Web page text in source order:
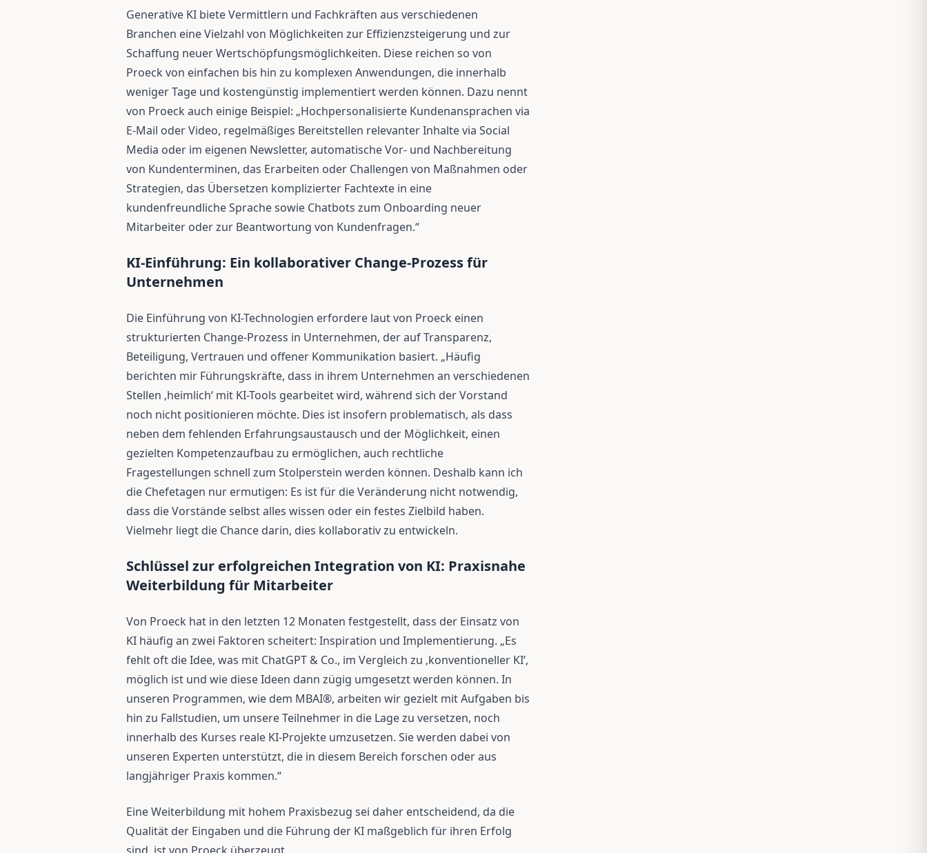
Generative KI biete Vermittlern und Fachkräften aus verschiedenen
Branchen eine Vielzahl von Möglichkeiten zur Effizienzsteigerung und zur
Schaffung neuer Wertschöpfungsmöglichkeiten. Diese reichen so von
Proeck von einfachen bis hin zu komplexen Anwendungen, die innerhalb
weniger Tage und kostengünstig implementiert werden können. Dazu nennt
von Proeck auch einige Beispiel: „Hochpersonalisierte Kundenansprachen via
E-Mail oder Video, regelmäßiges Bereitstellen relevanter Inhalte via Social
Media oder im eigenen Newsletter, automatische Vor- und Nachbereitung
von Kundenterminen, das Erarbeiten oder Challengen von Maßnahmen oder
Strategien, das Übersetzen komplizierter Fachtexte in eine
kundenfreundliche Sprache sowie Chatbots zum Onboarding neuer
Mitarbeiter oder zur Beantwortung von Kundenfragen.“
KI-Einführung: Ein kollaborativer Change-Prozess für
Unternehmen
Die Einführung von KI-Technologien erfordere laut von Proeck einen
strukturierten Change-Prozess in Unternehmen, der auf Transparenz,
Beteiligung, Vertrauen und offener Kommunikation basiert. „Häufig
berichten mir Führungskräfte, dass in ihrem Unternehmen an verschiedenen
Stellen ‚heimlich‘ mit KI-Tools gearbeitet wird, während sich der Vorstand
noch nicht positionieren möchte. Dies ist insofern problematisch, als dass
neben dem fehlenden Erfahrungsaustausch und der Möglichkeit, einen
gezielten Kompetenzaufbau zu ermöglichen, auch rechtliche
Fragestellungen schnell zum Stolperstein werden können. Deshalb kann ich
die Chefetagen nur ermutigen: Es ist für die Veränderung nicht notwendig,
dass die Vorstände selbst alles wissen oder ein festes Zielbild haben.
Vielmehr liegt die Chance darin, dies kollaborativ zu entwickeln.
Schlüssel zur erfolgreichen Integration von KI: Praxisnahe
Weiterbildung für Mitarbeiter
Von Proeck hat in den letzten 12 Monaten festgestellt, dass der Einsatz von
KI häufig an zwei Faktoren scheitert: Inspiration und Implementierung. „Es
fehlt oft die Idee, was mit ChatGPT & Co., im Vergleich zu ‚konventioneller KI‘,
möglich ist und wie diese Ideen dann zügig umgesetzt werden können. In
unseren Programmen, wie dem MBAI®, arbeiten wir gezielt mit Aufgaben bis
hin zu Fallstudien, um unsere Teilnehmer in die Lage zu versetzen, noch
innerhalb des Kurses reale KI-Projekte umzusetzen. Sie werden dabei von
unseren Experten unterstützt, die in diesem Bereich forschen oder aus
langjähriger Praxis kommen.“
Eine Weiterbildung mit hohem Praxisbezug sei daher entscheidend, da die
Qualität der Eingaben und die Führung der KI maßgeblich für ihren Erfolg